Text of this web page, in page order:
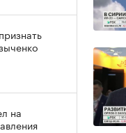
на